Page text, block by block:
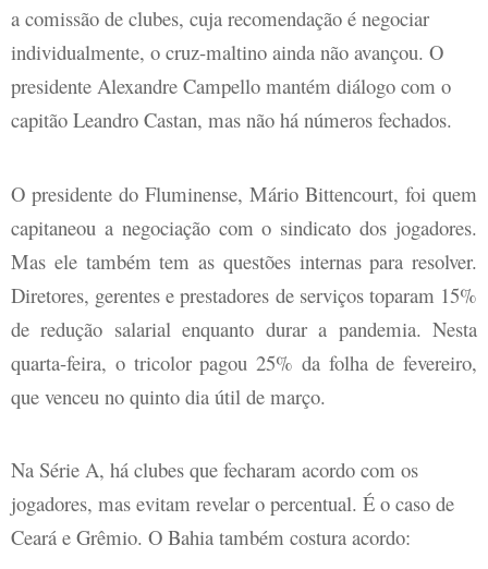
a comissão de clubes, cuja recomendação é negociar
individualmente, o cruz-maltino ainda não avançou. O
presidente Alexandre Campello mantém diálogo com o
capitão Leandro Castan, mas não há números fechados.
O presidente do Fluminense, Mário Bittencourt, foi quem
capitaneou a negociação com o sindicato dos jogadores.
Mas ele também tem as questões internas para resolver.
Diretores, gerentes e prestadores de serviços toparam 15%
de redução salarial enquanto durar a pandemia. Nesta
quarta-feira, o tricolor pagou 25% da folha de fevereiro,
que venceu no quinto dia útil de março.
Na Série A, há clubes que fecharam acordo com os
jogadores, mas evitam revelar o percentual. É o caso de
Ceará e Grêmio. O Bahia também costura acordo: